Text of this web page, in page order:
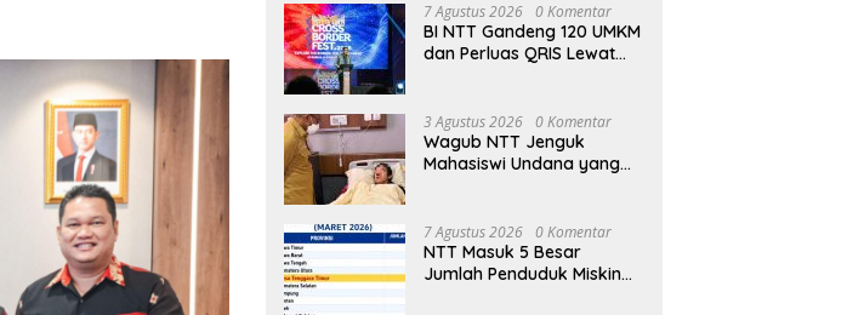
7 Agustus 2026 0 Komentar
BI NTT Gandeng 120 UMKM
dan Perluas QRIS Lewat
3 Agustus 2026 0 Komentar
Wagub NTT Jenguk
Mahasiswi Undana yang
7 Agustus 2026 0 Komentar
NTT Masuk 5 Besar
Jumlah Penduduk Miskin